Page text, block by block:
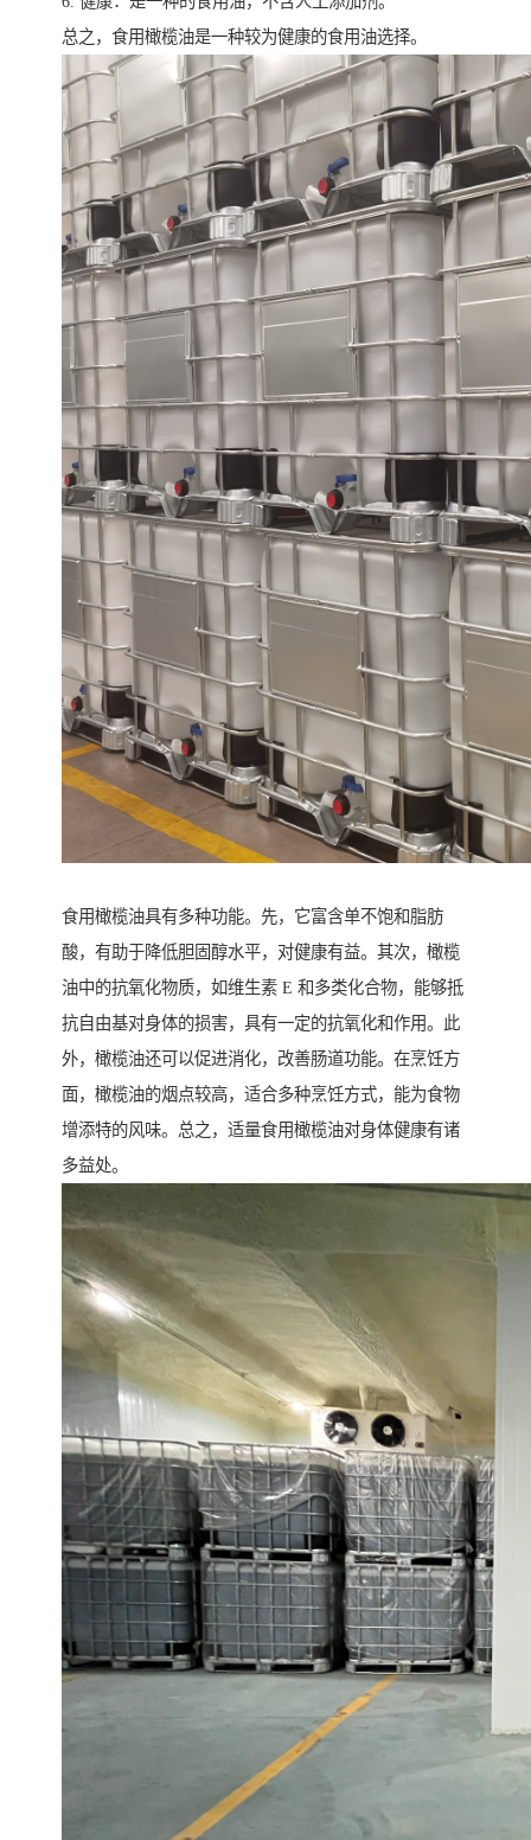
总之，食用橄榄油是一种较为健康的食用油选择。
食用橄榄油具有多种功能。先，它富含单不饱和脂肪
酸，有助于降低胆固醇水平，对健康有益。其次，橄榄
油中的抗氧化物质，如维生素 E 和多类化合物，能够抵
抗自由基对身体的损害，具有一定的抗氧化和作用。此
外，橄榄油还可以促进消化，改善肠道功能。在烹饪方
面，橄榄油的烟点较高，适合多种烹饪方式，能为食物
增添特的风味。总之，适量食用橄榄油对身体健康有诸
多益处。